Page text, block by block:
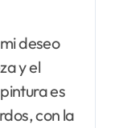
deseo
y el
es
con la